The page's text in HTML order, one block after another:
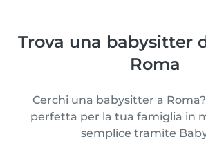
Trova una babysitter
Roma
Cerchi una babysitter a
perfetta per la tua famiglia in
semplice tramite